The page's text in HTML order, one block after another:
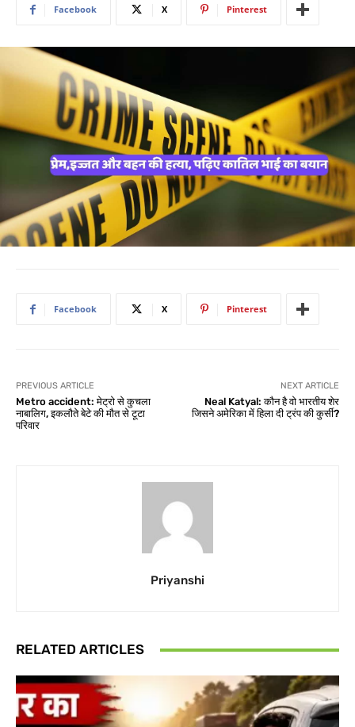
Facebook X Pinterest
Facebook X Pinterest
PREVIOUS ARTICLE
Metro accident: मेट्रो से कुचला
नाबालिग, इकलौते बेटे की मौत से टूटा
परिवार
NEXT ARTICLE
Neal Katyal: कौन है वो भारतीय शेर
जिसने अमेरिका में हिला दी ट्रंप की कुर्सी?
Priyanshi
RELATED ARTICLES